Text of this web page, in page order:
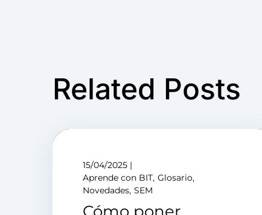
Related Posts
15/04/2025
Aprende con BIT Glosario
Novedades SEM